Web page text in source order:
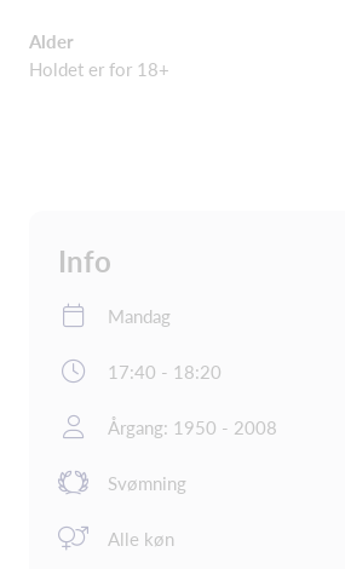
Alder
Holdet er for 18+
Info
Mandag
17:40 - 18:20
Årgang: 1950 - 2008
Svømning
Alle køn